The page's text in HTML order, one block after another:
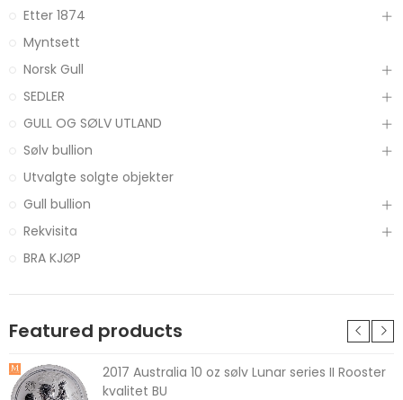
Etter 1874
Myntsett
Norsk Gull
SEDLER
GULL OG SØLV UTLAND
Sølv bullion
Utvalgte solgte objekter
Gull bullion
Rekvisita
BRA KJØP
Featured products
2017 Australia 10 oz sølv Lunar series II Rooster
kvalitet BU